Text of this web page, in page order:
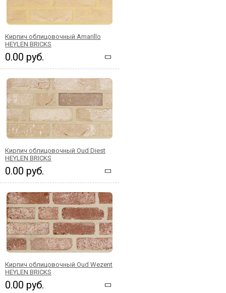
Кирпич облицовочный Amarillo
HEYLEN BRICKS
0.00 руб.
Кирпич облицовочный Oud Diest
HEYLEN BRICKS
0.00 руб.
Кирпич облицовочный Oud Wezent
HEYLEN BRICKS
0.00 руб.